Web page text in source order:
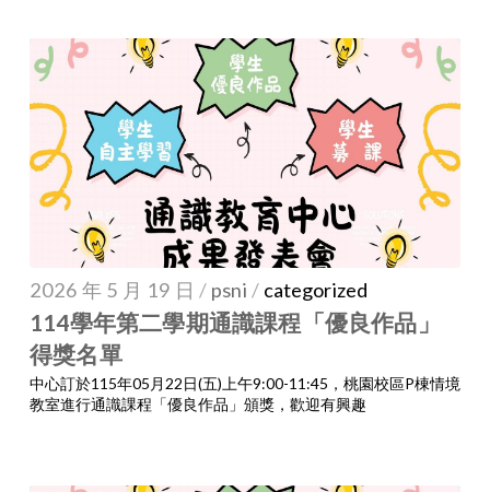
2026 年 5 月 19 日 / psni / categorized
114學年第二學期通識課程「優良作品」
得獎名單
中心訂於115年05月22日(五)上午9:00-11:45，桃園校區P棟情境
教室進行通識課程「優良作品」頒獎，歡迎有興趣